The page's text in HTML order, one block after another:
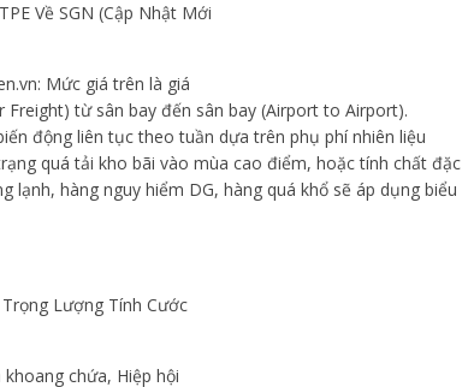
Về SGN (Cập Nhật Mới
Mức giá trên là giá
Freight) từ sân bay đến sân bay (Airport to Airport).
động liên tục theo tuần dựa trên phụ phí nhiên liệu
quá tải kho bãi vào mùa cao điểm, hoặc tính chất đặc
lạnh, hàng nguy hiểm DG, hàng quá khổ sẽ áp dụng biểu
Lượng Tính Cước
chứa, Hiệp hội